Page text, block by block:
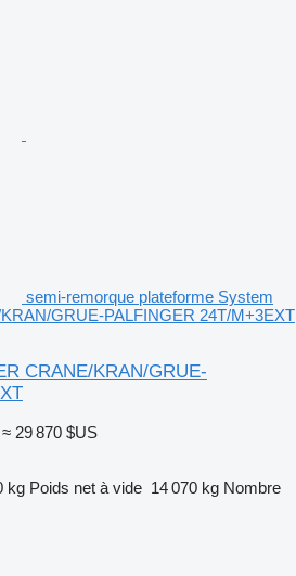
semi-remorque plateforme System
GRUE-PALFINGER 24T/M+3EXT
CRANE/KRAN/GRUE-
≈ 29 870 $US
kg Poids net à vide 14 070 kg Nombre